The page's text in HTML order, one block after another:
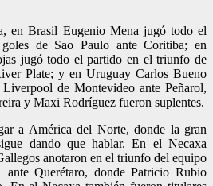
en Brasil Eugenio Mena jugó todo el
de Sao Paulo ante Coritiba; en
jugó todo el partido en el triunfo de
Plate; y en Uruguay Carlos Bueno
de Montevideo ante Peñarol,
y Maxi Rodríguez fueron suplentes.
a América del Norte, donde la gran
dando que hablar. En el Necaxa
anotaron en el triunfo del equipo
Querétaro, donde Patricio Rubio